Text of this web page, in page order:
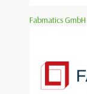
Fabmatics GmbH